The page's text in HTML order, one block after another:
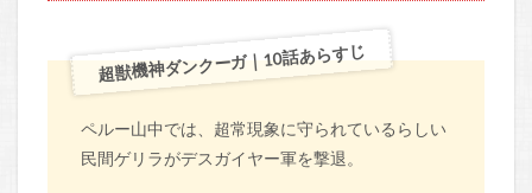
超獣機神ダンクーガ｜10話あらすじ
ペルー山中では、超常現象に守られているらしい
民間ゲリラがデスガイヤー軍を撃退。